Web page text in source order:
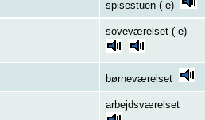
spisestuen (-e)
soveværelset (-e)
børneværelset
arbejdsværelset